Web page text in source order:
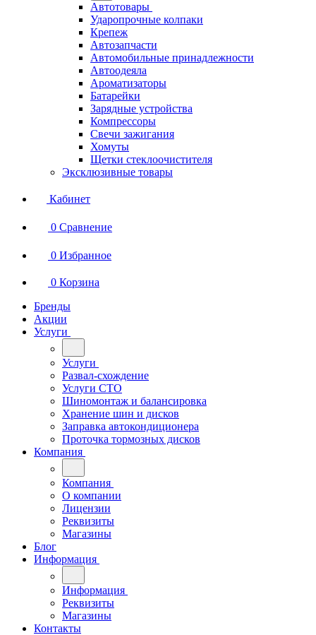
Автотовары
Ударопрочные колпаки
Крепеж
Автозапчасти
Автомобильные принадлежности
Автоодеяла
Ароматизаторы
Батарейки
Зарядные устройства
Компрессоры
Свечи зажигания
Хомуты
Щетки стеклоочистителя
Эксклюзивные товары
Кабинет
0 Сравнение
0 Избранное
0 Корзина
Бренды
Акции
Услуги
Услуги
Развал-схождение
Услуги СТО
Шиномонтаж и балансировка
Хранение шин и дисков
Заправка автокондиционера
Проточка тормозных дисков
Компания
Компания
О компании
Лицензии
Реквизиты
Магазины
Блог
Информация
Информация
Реквизиты
Магазины
Контакты